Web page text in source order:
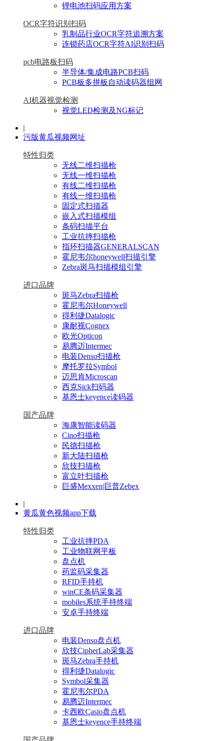
锂电池扫码应用方案
OCR字符识别扫码
乳制品行业OCR字符追溯方案
连锁药店OCR字符AI识别扫码
pcb电路板扫码
半导体/集成电路PCB扫码
PCB板多拼板自动读码器组网
AI机器视觉检测
视觉LED检测及NG标记
|
污版黄瓜视频网址
特性归类
无线二维扫描枪
无线一维扫描枪
有线二维扫描枪
有线一维扫描枪
固定式扫描器
嵌入式扫描模组
条码扫描平台
工业抗摔扫描枪
指环扫描器GENERALSCAN
霍尼韦尔honeywell扫描引擎
Zebra斑马扫描模组引擎
进口品牌
斑马Zebra扫描枪
霍尼韦尔Honeywell
得利捷Datalogic
康耐视Cognex
欧光Opticon
易腾迈Intermec
电装Denso扫描枪
摩托罗拉Symbol
迈思肯Microscan
西克Sick扫码器
基恩士keyence读码器
国产品牌
海康智能读码器
Cino扫描枪
民德扫描枪
新大陆扫描枪
欣技扫描枪
富立叶扫描枪
巨盛Mexxen|巨普Zebex
|
黄瓜黄色视频app下载
特性归类
工业抗摔PDA
工业物联网平板
盘点机
药监码采集器
RFID手持机
winCE条码采集器
mobiles系统手持终端
安卓手持终端
进口品牌
电装Denso盘点机
欣技CipherLab采集器
斑马Zebra手持机
得利捷Datalogic
Symbol采集器
霍尼韦尔PDA
易腾迈Intermec
卡西欧Casio盘点机
基恩士keyence手持终端